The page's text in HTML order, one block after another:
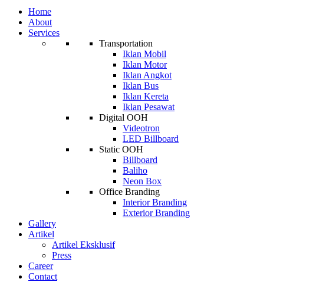
Home
About
Services
Transportation
Iklan Mobil
Iklan Motor
Iklan Angkot
Iklan Bus
Iklan Kereta
Iklan Pesawat
Digital OOH
Videotron
LED Billboard
Static OOH
Billboard
Baliho
Neon Box
Office Branding
Interior Branding
Exterior Branding
Gallery
Artikel
Artikel Eksklusif
Press
Career
Contact